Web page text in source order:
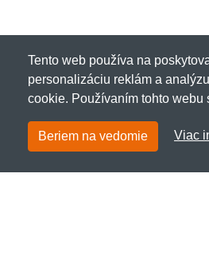
Tento web používa na
personalizáciu reklám a
cookie. Používaním tohto webu
Beriem na vedomie Viac